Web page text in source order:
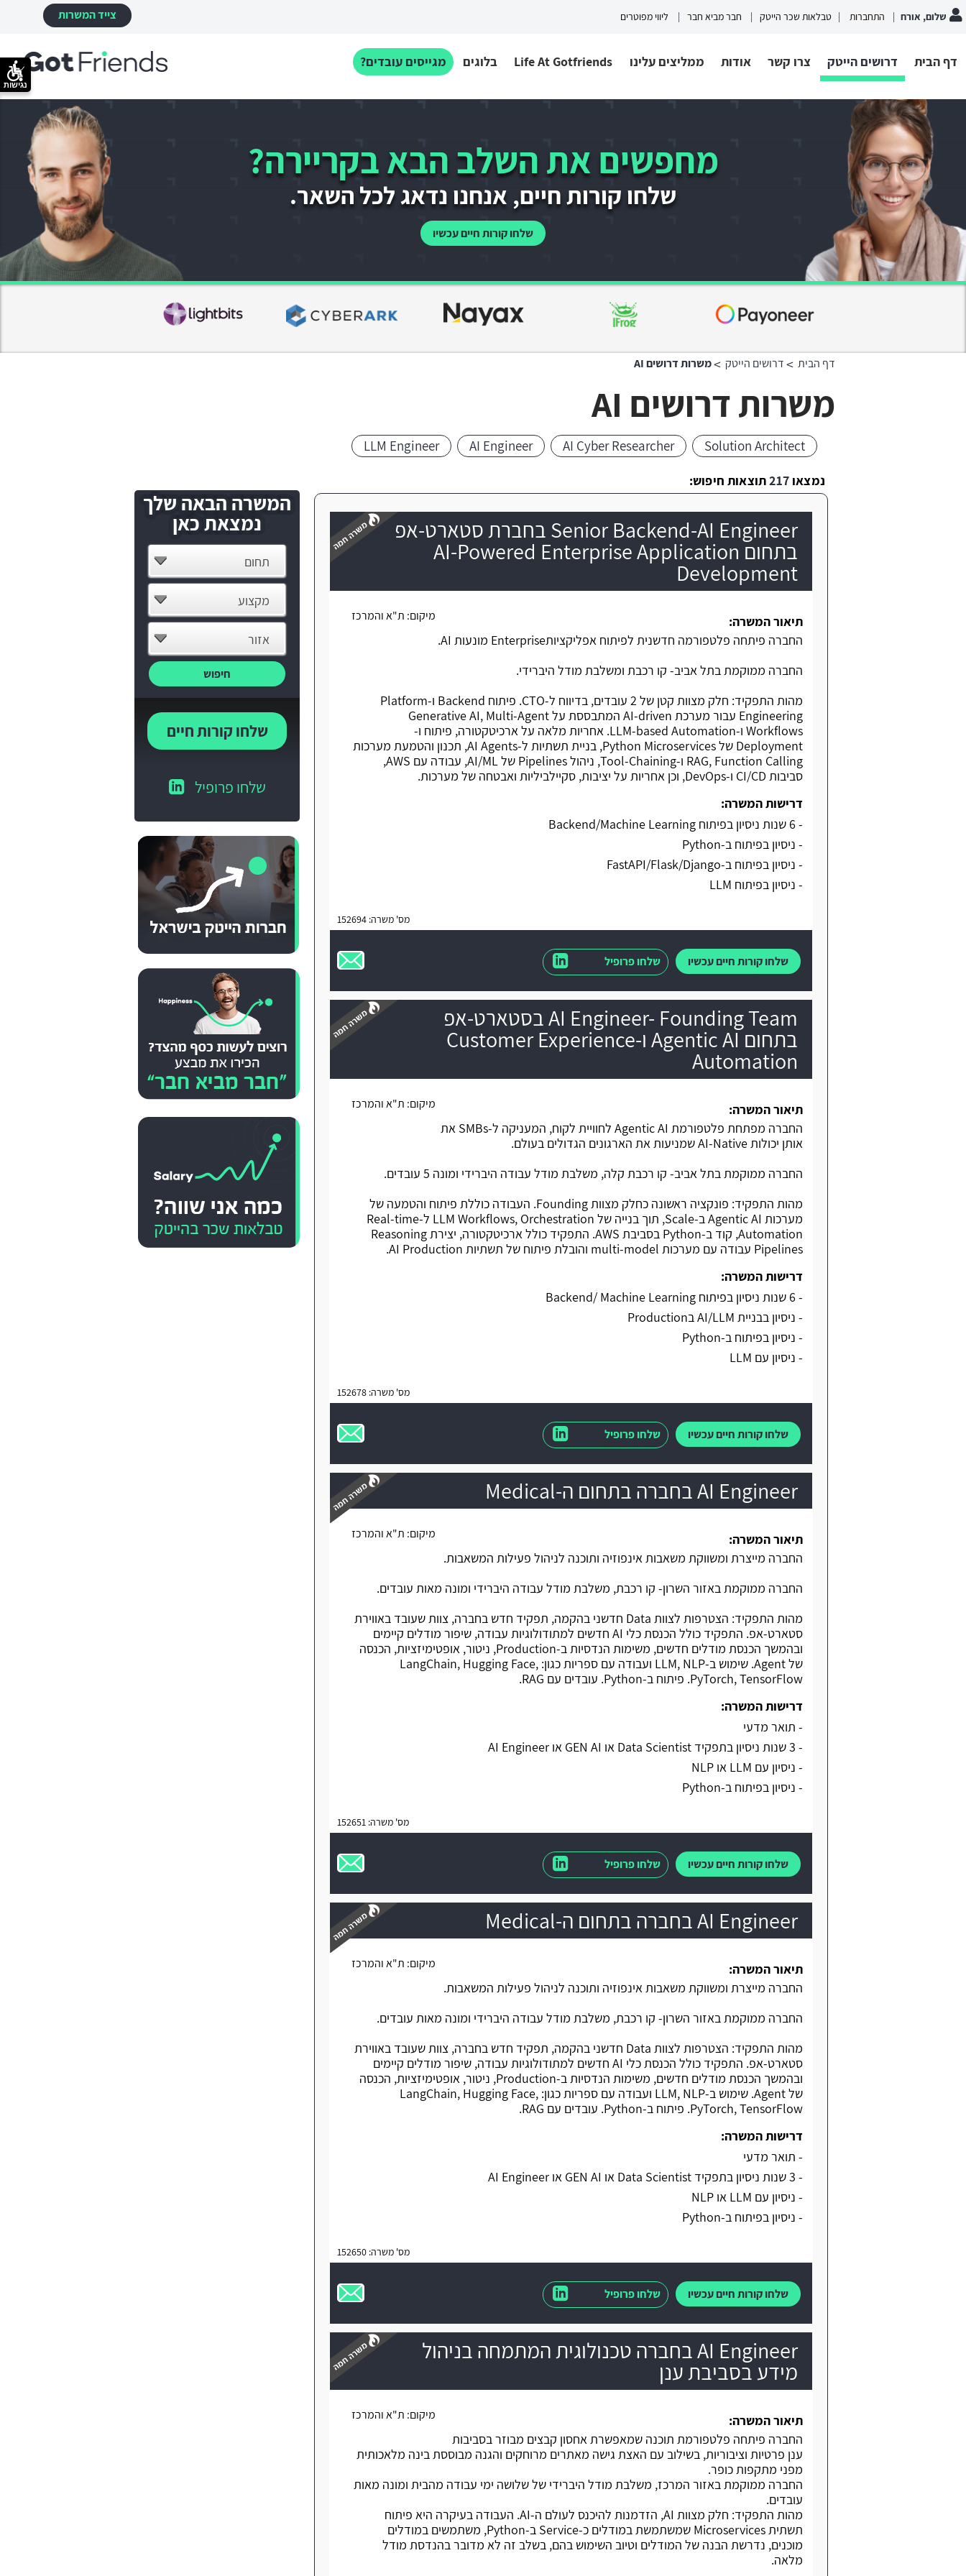
שלום, אורח התחברות טבלאות שכר הייטק חבר מביא חבר ליווי מפוטרים צייד המשרות
דף הבית דרושים הייטק צרו קשר אודות ממליצים עלינו Life At Gotfriends בלוגים מגייסים עובדים?
מחפשים את השלב הבא בקריירה?
שלחו קורות חיים, אנחנו נדאג לכל השאר.
שלחו קורות חיים עכשיו
דף הבית >דרושים הייטק >משרות דרושים AI
משרות דרושים AI
Solution Architect
AI Cyber Researcher
AI Engineer
LLM Engineer
נמצאו217תוצאות חיפוש:
Senior Backend-AI Engineer בחברת סטארט-אפ
בתחום AI-Powered Enterprise Application
Development
משרה חמה
מיקום: ת"א והמרכז
תיאור המשרה:
החברה פיתחה פלטפורמה חדשנית לפיתוח אפליקציותEnterprise מונעות AI.
החברה ממוקמת בתל אביב- קו רכבת ומשלבת מודל היברידי.
מהות התפקיד: חלק מצוות קטן של 2 עובדים, בדיווח ל-CTO. פיתוח Backend ו-Platform
Engineering עבור מערכת AI-driven המתבססת על Generative AI, Multi-Agent
Workflows ו-LLM-based Automation. אחריות מלאה על ארכיטקטורה, פיתוח ו-
Deployment של Python Microservices, בניית תשתיות ל-AI Agents, תכנון והטמעת מערכות
RAG, Function Calling ו-Tool-Chaining, ניהול Pipelines של AI/ML, עבודה עם AWS,
סביבות CI/CD ו-DevOps, וכן אחריות על יציבות, סקיילביליות ואבטחה של מערכות.
דרישות המשרה:
- 6 שנות ניסיון בפיתוח Backend/Machine Learning
- ניסיון בפיתוח ב-Python
- ניסיון בפיתוח ב-FastAPI/Flask/Django
- ניסיון בפיתוח LLM
מס' משרה: 152694
שלחו קורות חיים עכשיו שלחו פרופיל
AI Engineer- Founding Team בסטארט-אפ
בתחום Agentic AI ו-Customer Experience
Automation
משרה חמה
מיקום: ת"א והמרכז
תיאור המשרה:
החברה מפתחת פלטפורמת Agentic AI לחוויית לקוח, המעניקה ל-SMBs את
אותן יכולות AI-Native שמניעות את הארגונים הגדולים בעולם.
החברה ממוקמת בתל אביב- קו רכבת קלה, משלבת מודל עבודה היברידי ומונה 5 עובדים.
מהות התפקיד: פונקציה ראשונה כחלק מצוות Founding. העבודה כוללת פיתוח והטמעה של
מערכות Agentic AI ב-Scale, תוך בנייה של LLM Workflows, Orchestration ל-Real-time
Automation, קוד ב-Python בסביבת AWS. התפקיד כולל ארכיטקטורה, יצירת Reasoning
Pipelines עבודה עם מערכות multi-model והובלת פיתוח של תשתיות AI Production.
דרישות המשרה:
- 6 שנות ניסיון בפיתוח Backend/ Machine Learning
- ניסיון בבניית AI/LLM בProduction
- ניסיון בפיתוח ב-Python
- ניסיון עם LLM
מס' משרה: 152678
שלחו קורות חיים עכשיו שלחו פרופיל
AI Engineer בחברה בתחום ה-Medical
מיקום: ת"א והמרכז
תיאור המשרה:
החברה מייצרת ומשווקת משאבות אינפוזיה ותוכנה לניהול פעילות המשאבות.
החברה ממוקמת באזור השרון- קו רכבת, משלבת מודל עבודה היברידי ומונה מאות עובדים.
מהות התפקיד: הצטרפות לצוות Data חדשני בהקמה, תפקיד חדש בחברה, צוות שעובד באווירת
סטארט-אפ. התפקיד כולל הכנסת כלי AI חדשים למתודולוגיות עבודה, שיפור מודלים קיימים
ובהמשך הכנסת מודלים חדשים, משימות הנדסיות ב-Production, ניטור, אופטימיזציות, הכנסה
של Agent. שימוש ב-LLM, NLP ועבודה עם ספריות כגון: LangChain, Hugging Face,
PyTorch, TensorFlow. פיתוח ב-Python. עובדים עם RAG.
דרישות המשרה:
- תואר מדעי
- 3 שנות ניסיון בתפקיד Data Scientist או GEN AI או AI Engineer
- ניסיון עם LLM או NLP
- ניסיון בפיתוח ב-Python
מס' משרה: 152651
שלחו קורות חיים עכשיו שלחו פרופיל
AI Engineer בחברה בתחום ה-Medical
מיקום: ת"א והמרכז
תיאור המשרה:
החברה מייצרת ומשווקת משאבות אינפוזיה ותוכנה לניהול פעילות המשאבות.
החברה ממוקמת באזור השרון- קו רכבת, משלבת מודל עבודה היברידי ומונה מאות עובדים.
מהות התפקיד: הצטרפות לצוות Data חדשני בהקמה, תפקיד חדש בחברה, צוות שעובד באווירת
סטארט-אפ. התפקיד כולל הכנסת כלי AI חדשים למתודולוגיות עבודה, שיפור מודלים קיימים
ובהמשך הכנסת מודלים חדשים, משימות הנדסיות ב-Production, ניטור, אופטימיזציות, הכנסה
של Agent. שימוש ב-LLM, NLP ועבודה עם ספריות כגון: LangChain, Hugging Face,
PyTorch, TensorFlow. פיתוח ב-Python. עובדים עם RAG.
דרישות המשרה:
- תואר מדעי
- 3 שנות ניסיון בתפקיד Data Scientist או GEN AI או AI Engineer
- ניסיון עם LLM או NLP
- ניסיון בפיתוח ב-Python
מס' משרה: 152650
שלחו קורות חיים עכשיו שלחו פרופיל
AI Engineer בחברה טכנולוגית המתמחה בניהול
מידע בסביבת ענן
משרה חמה מיקום: ת"א והמרכז
תיאור המשרה:
החברה פיתחה פלטפורמת תוכנה שמאפשרת אחסון קבצים מבוזר בסביבות
ענן פרטיות וציבוריות, בשילוב עם האצת גישה מאתרים מרוחקים והגנה מבוססת בינה מלאכותית
מפני מתקפות כופר.
החברה ממוקמת באזור המרכז, משלבת מודל היברידי של שלושה ימי עבודה מהבית ומונה מאות
עובדים.
מהות התפקיד: חלק מצוות AI, הזדמנות להיכנס לעולם ה-AI. העבודה בעיקרה היא פיתוח
תשתית Microservices שמשתמשת במודלים כ-Service ב-Python, משתמשים במודלים
מוכנים, נדרשת הבנה של המודלים וטיוב השימוש בהם, בשלב זה לא מדובר בהנדסת מודל
מלאה.
המשרה הבאה שלך
נמצאת כאן
תחום
מקצוע
אזור
חיפוש
שלחו קורות חיים
שלחו פרופיל
נגישות